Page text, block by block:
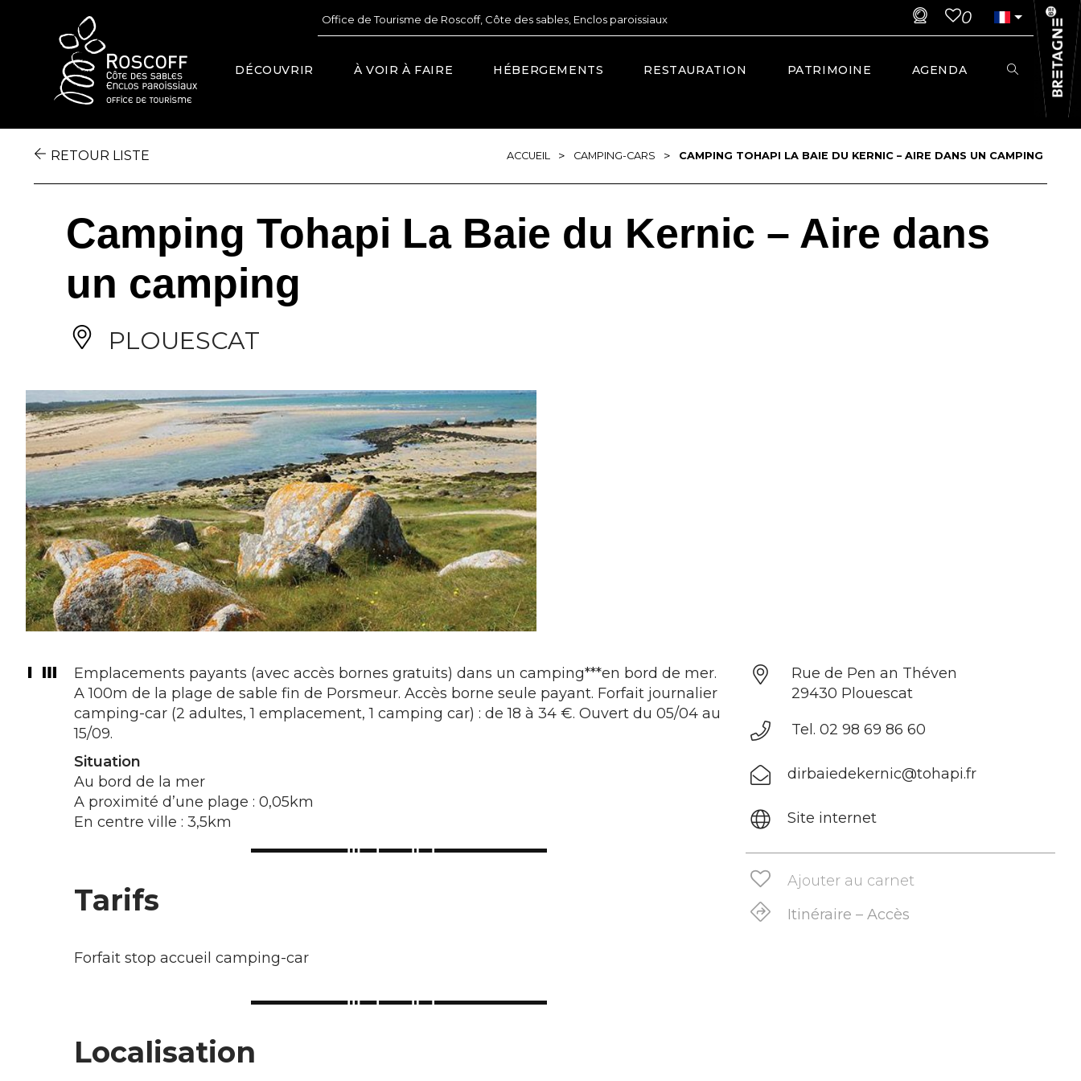
Office de Tourisme de Roscoff, Côte des sables, Enclos paroissiaux 0
DÉCOUVRIR À VOIR À FAIRE HÉBERGEMENTS RESTAURATION PATRIMOINE AGENDA
RETOUR LISTE ACCUEIL > CAMPING-CARS > CAMPING TOHAPI LA BAIE DU KERNIC – AIRE DANS UN CAMPING
Camping Tohapi La Baie du Kernic – Aire dans
un camping
PLOUESCAT
Emplacements payants (avec accès bornes gratuits) dans un camping***en bord de mer.
A 100m de la plage de sable fin de Porsmeur. Accès borne seule payant. Forfait journalier
camping-car (2 adultes, 1 emplacement, 1 camping car) : de 18 à 34 €. Ouvert du 05/04 au
15/09.
Situation
Au bord de la mer
A proximité d’une plage : 0,05km
En centre ville : 3,5km
Tarifs
Forfait stop accueil camping-car
Localisation
Rue de Pen an Théven
29430 Plouescat
Tel. 02 98 69 86 60
dirbaiedekernic@tohapi.fr
Site internet
Ajouter au carnet
Itinéraire – Accès